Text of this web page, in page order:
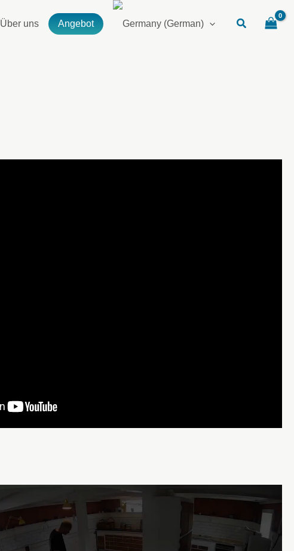
Über uns Angebot